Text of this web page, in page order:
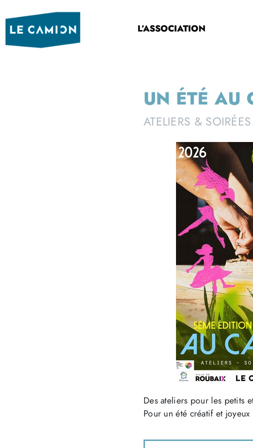
L’ASSOCIATION
UN ÉTÉ AU
ATELIERS & SOIRÉES
Des ateliers pour les petits
Pour un été créatif et joyeux